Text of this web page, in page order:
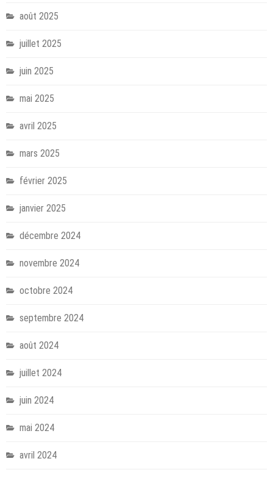
août 2025
juillet 2025
juin 2025
mai 2025
avril 2025
mars 2025
février 2025
janvier 2025
décembre 2024
novembre 2024
octobre 2024
septembre 2024
août 2024
juillet 2024
juin 2024
mai 2024
avril 2024